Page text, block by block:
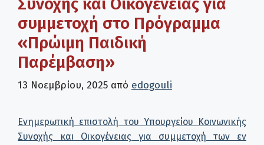
συμμετοχή στο Πρόγραμμα
«Πρώιμη Παιδική
Παρέμβαση»
13 Νοεμβρίου, 2025 από edogouli
Ενημερωτική επιστολή του Υπουργείου Κοινωνικής
Συνοχής και Οικογένειας για συμμετοχή των εν